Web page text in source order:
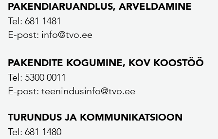
PAKENDIARUANDLUS, ARVELDAMINE
Tel: 681 1481
E-post: info@tvo.ee
PAKENDITE KOGUMINE, KOV KOOSTÖÖ
Tel: 5300 0011
E-post: teenindusinfo@tvo.ee
TURUNDUS JA KOMMUNIKATSIOON
Tel: 681 1480